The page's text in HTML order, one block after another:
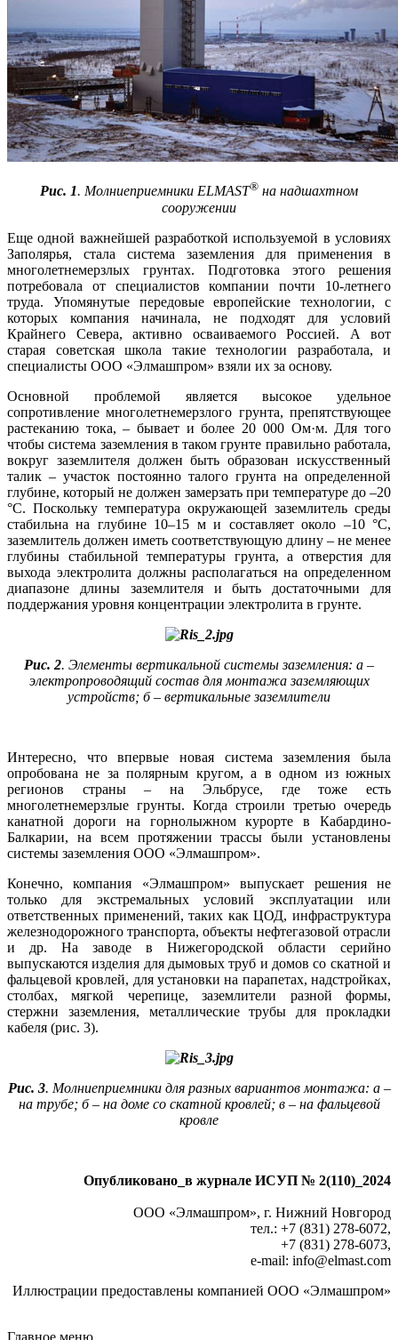
Рис. 1. Молниеприемники ELMAST® на надшахтном
сооружении
Еще одной важнейшей разработкой используемой в условиях
Заполярья, стала система заземления для применения в
многолетнемерзлых грунтах. Подготовка этого решения
потребовала от специалистов компании почти 10-летнего
труда. Упомянутые передовые европейские технологии, с
которых компания начинала, не подходят для условий
Крайнего Севера, активно осваиваемого Россией. А вот
старая советская школа такие технологии разработала, и
специалисты ООО «Элмашпром» взяли их за основу.
Основной проблемой является высокое удельное
сопротивление многолетнемерзлого грунта, препятствующее
растеканию то­ка, – бывает и более 20 000 Ом·м. Для то­го
чтобы система заземления в таком грунте правильно работала,
вокруг заземлителя должен быть образован искусственный
талик – участок постоянно талого грунта на определенной
глубине, который не должен замерзать при температуре до –20
°C. Поскольку температура окружающей заземлитель среды
стабильна на глубине 10–15 м и составляет около –10 °C,
заземлитель должен иметь соответствующую длину – не менее
глубины стабильной температуры грунта, а отверстия для
выхода электролита должны располагаться на определенном
диапазоне длины заземлителя и быть достаточными для
поддержания уровня концентрации электролита в грунте.
Рис. 2. Элементы вертикальной системы заземления: а –
электропроводящий состав для монтажа заземляющих
устройств; б – вертикальные заземлители
Интересно, что впервые новая система заземления бы­ла
опробована не за полярным кругом, а в одном из южных
регионов страны – на Эльбрусе, где то­же есть
многолетнемерзлые грунты. Когда строили третью очередь
канатной дороги на горнолыжном курорте в Кабардино-
Балкарии, на всем протяжении трассы бы­ли установлены
системы заземления ООО «Элмашпром».
Конечно, компания «Элмашпром» выпускает решения не
только для экстремальных условий эксплуатации или
ответственных применений, таких как ЦОД, инфраструктура
железнодорожного транспорта, объекты нефтегазовой отрасли
и др. На заводе в Нижегородской области серийно
выпускаются изделия для дымовых труб и домов со скатной и
фальцевой кровлей, для установки на парапетах, надстройках,
столбах, мягкой черепице, заземлители разной формы,
стержни заземления, металлические трубы для прокладки
кабеля (рис. 3).
Рис. 3. Молниеприемники для разных вариантов монтажа: а –
на трубе; б – на доме со скатной кровлей; в – на фальцевой
кровле
Опубликовано_в журнале ИСУП № 2(110)_2024
ООО «Элмашпром», г. Нижний Новгород
тел.: +7 (831) 278‑6072,
+7 (831) 278‑6073,
e-mail: info@elmast.com
Иллюстрации предоставлены компанией ООО «Элмашпром»
Главное меню